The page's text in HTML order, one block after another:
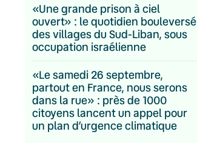
«Une grande prison à ciel
ouvert» : le quotidien bouleversé
des villages du Sud-Liban, sous
occupation israélienne
«Le samedi 26 septembre,
partout en France, nous serons
dans la rue» : près de 1000
citoyens lancent un appel pour
un plan d’urgence climatique